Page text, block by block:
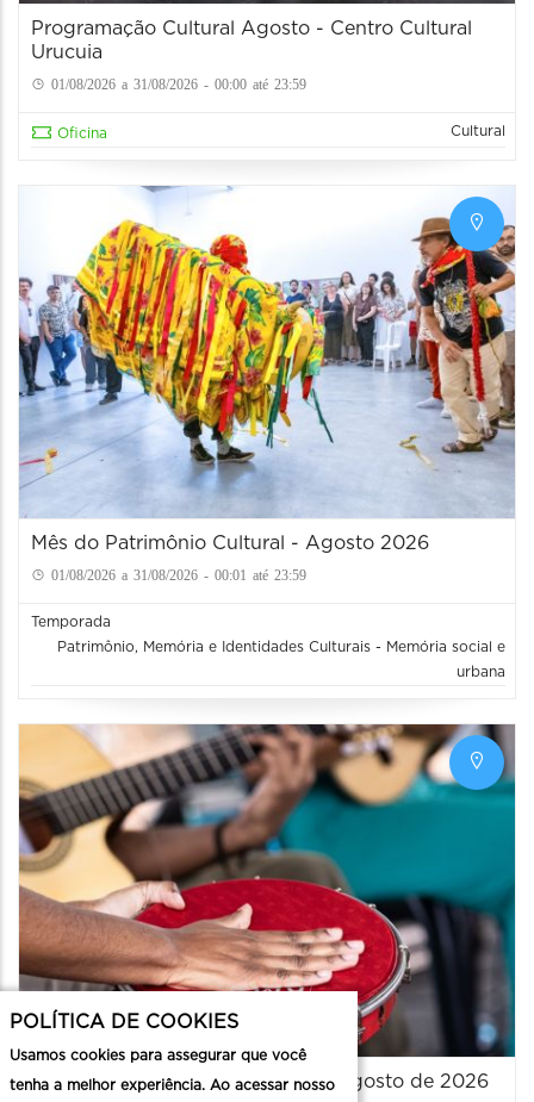
Programação Cultural Agosto - Centro Cultural
Urucuia
01/08/2026 a 31/08/2026 - 00:00 até 23:59
Oficina Cultural
Mês do Patrimônio Cultural - Agosto 2026
01/08/2026 a 31/08/2026 - 00:01 até 23:59
Temporada
Patrimônio, Memória e Identidades Culturais - Memória social e
urbana
Rede de Identidades Culturais - Agosto de 2026
POLÍTICA DE COOKIES
Usamos cookies para assegurar que você
tenha a melhor experiência. Ao acessar nosso